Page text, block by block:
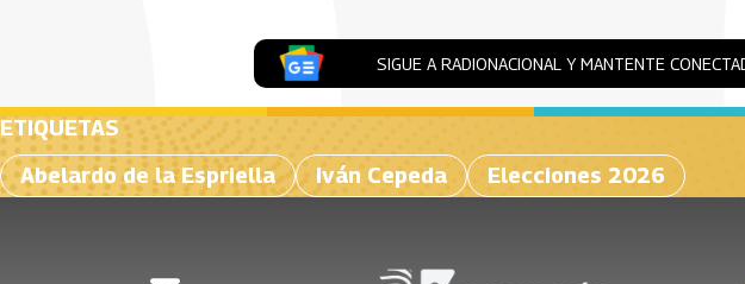
SIGUE A RADIONACIONAL Y MANTENTE
ETIQUETAS
Abelardo de la Espriella
Iván Cepeda Elecciones 2026